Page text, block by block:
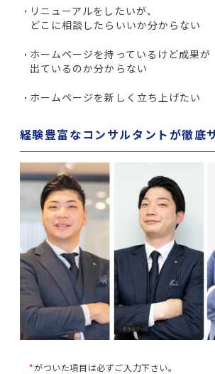
リニューアルをしたいが、
どこに相談したらいいか分からない
ホームページを持っているけど成果が
出ているのか分からない
ホームページを新しく立ち上げたい
経験豊富なコンサルタントが徹底
*がついた項目は必ずご入力下さい。